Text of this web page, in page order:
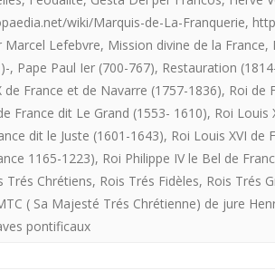
EST-
IL
LE
ROI
wiki/Marquis-de-La-Franquerie,
Marcel Lefebvre, Mission divine de la France,
, Pape Paul Ier (700-767), Restauration
de France et de Navarre (1757-1836), Roi de
France dit Le Grand (1553- 1610), Roi Louis
dit le Juste (1601-1643), Roi Louis XVI de
1165-1223), Roi Philippe IV le Bel de
Trés Chrétiens, Rois Trés Fidèles, Rois Trés
( Sa Majesté Trés Chrétienne) de jure
pontificaux